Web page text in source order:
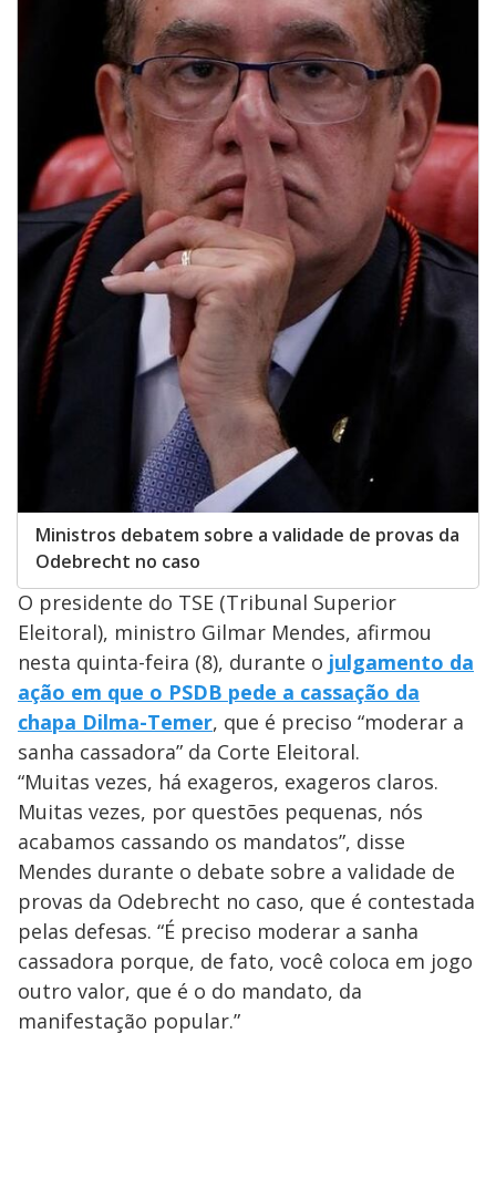
Ministros debatem sobre a validade de provas da
Odebrecht no caso
O presidente do TSE (Tribunal Superior
Eleitoral), ministro Gilmar Mendes, afirmou
nesta quinta-feira (8), durante o julgamento da
ação em que o PSDB pede a cassação da
chapa Dilma-Temer, que é preciso “moderar a
sanha cassadora” da Corte Eleitoral.
“Muitas vezes, há exageros, exageros claros.
Muitas vezes, por questões pequenas, nós
acabamos cassando os mandatos”, disse
Mendes durante o debate sobre a validade de
provas da Odebrecht no caso, que é contestada
pelas defesas. “É preciso moderar a sanha
cassadora porque, de fato, você coloca em jogo
outro valor, que é o do mandato, da
manifestação popular.”